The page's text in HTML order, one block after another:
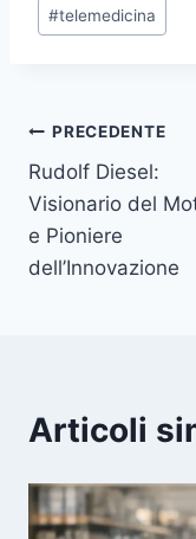
#telemedicina
articoli
PRECEDENTE
Rudolf Diesel:
Visionario del
e Pioniere
dell’Innovazione
Articoli